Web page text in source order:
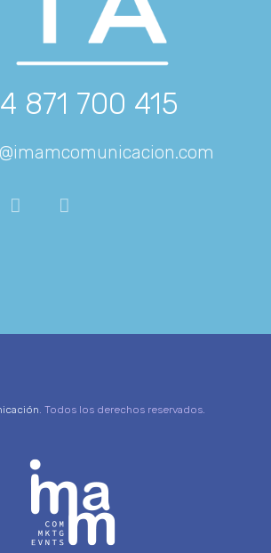
871 700 415
. Todos los derechos reservados.